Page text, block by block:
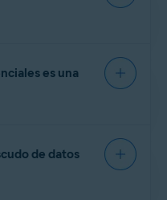
para tus
al software
que, de revelarse,
y tu identidad.
es una
de Avast One.
de datos